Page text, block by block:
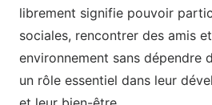
librement signifie pouvoir
sociales, rencontrer des amis
environnement sans dépendre
un rôle essentiel dans leur